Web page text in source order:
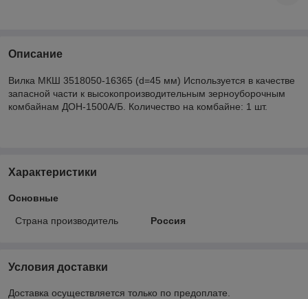
Описание
Вилка МКШ 3518050-16365 (d=45 мм) Используется в качестве
запасной части к высокопроизводительным зерноуборочным
комбайнам ДОН-1500А/Б. Количество на комбайне: 1 шт.
Характеристики
Основные
Страна производитель Россия
Условия доставки
Доставка осуществляется только по предоплате.